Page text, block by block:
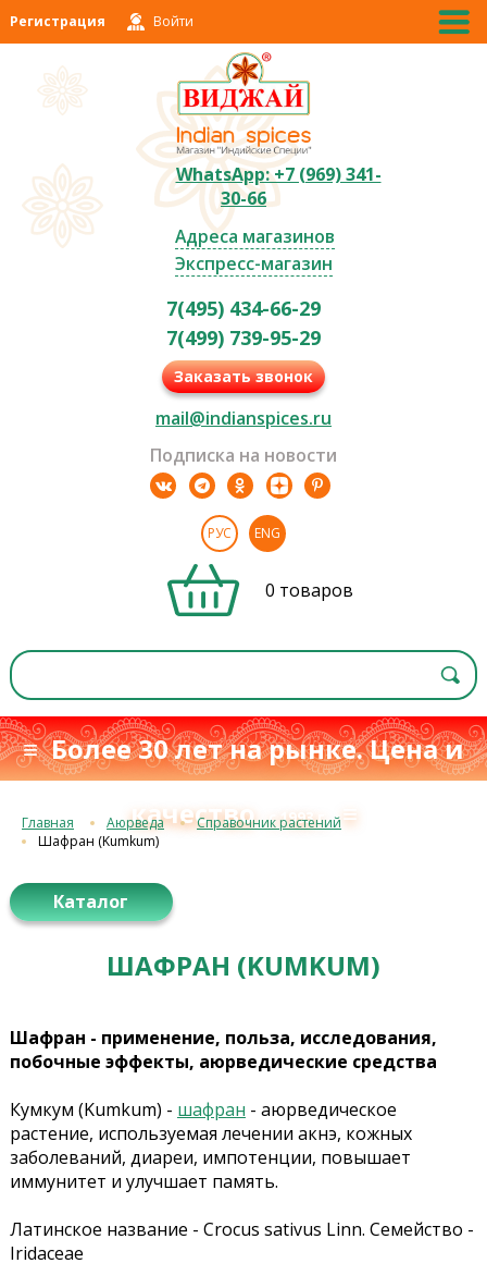
Регистрация Войти
WhatsApp: +7 (969) 341-
30-66
Адреса магазинов
Экспресс-магазин
7(495) 434-66-29
7(499) 739-95-29
Заказать звонок
mail@indianspices.ru
Подписка на новости
РУС ENG
0 товаров
≡ Более 30 лет на рынке. Цена и
качествос 1993 г.≡
Главная Аюрведа
Справочник растений
Шафран (Kumkum)
Каталог
ШАФРАН (KUMKUM)
Шафран - применение, польза, исследования,
побочные эффекты, аюрведические средства
Кумкум (Kumkum) - шафран - аюрведическое
растение, используемая лечении акнэ, кожных
заболеваний, диареи, импотенции, повышает
иммунитет и улучшает память.
Латинское название - Crocus sativus Linn. Семейство -
Iridaceae